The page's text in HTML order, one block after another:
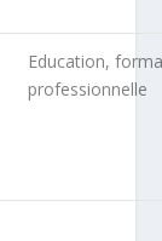
Education,
professionnelle